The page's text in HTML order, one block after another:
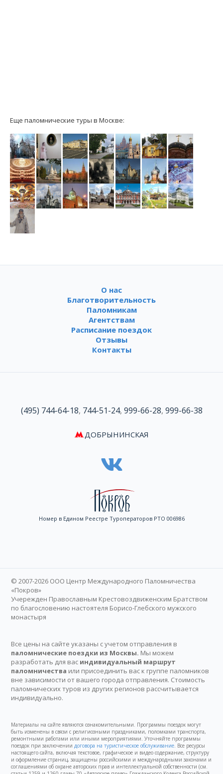
Еще паломнические туры в Москве:
О нас
Благотворительность
Паломникам
Агентствам
Расписание поездок
Отзывы
Контакты
(495) 744-64-18, 744-51-24, 999-66-28, 999-66-38
ДОБРЫНИНСКАЯ
Номер в Едином Реестре Туроператоров РТО 006986
© 2007-2026 ООО Центр Международного Паломничества
«Покров»
Учережден Православным Крестовоздвиженским Братством
по благословению настоятеля Борисо-Глебского мужского
монастыря
Все цены на сайте указаны с учетом отправления в
паломнические поездки из Москвы. Мы можем
разработать для вас индивидуальный маршрут
паломничества или присоединить вас к группе паломников
вне зависимости от вашего города отправления. Стоимость
паломнических туров из других регионов рассчитывается
индивидуально.
Материалы на сайте являются ознакомительными. Программы поездок могут
быть изменены в связи с религиозными праздниками, поломками транспорта,
ремонтными работами или иными мероприятиями. Уточняйте программы
поездок при заключениидоговора на туристическое обслуживание. Все ресурсы
настоящего сайта, включая текстовое, графическое и видео содержание, структуру
и оформление страниц, защищены российскими и международными законами и
соглашениями об охране авторских прав и интеллектуальной собственности (см.